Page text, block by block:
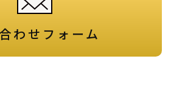
わせフォーム